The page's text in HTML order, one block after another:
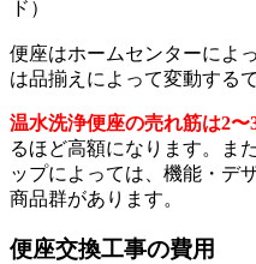
ド）
便座はホームセンターによ
は品揃えによって変動する
温水洗浄便座の売れ筋は2
るほど高額になります。ま
ップによっては、機能・デ
商品群があります。
便座交換工事の費用